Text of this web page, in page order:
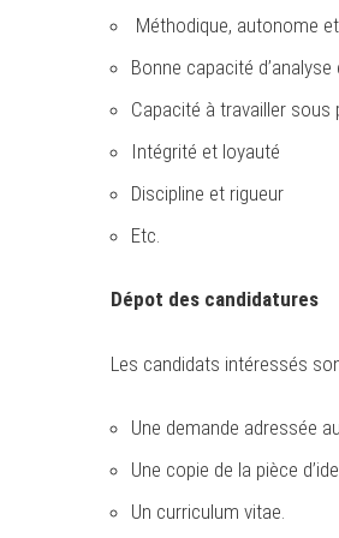
Méthodique, autonome
Bonne capacité
Capacité à travailler sous
Intégrité et loyauté
Discipline et rigueur
Etc.
Dépot des candidatures
Les candidats intéressés
Une demande adressée
Une copie de la pièce
Un curriculum vitae.